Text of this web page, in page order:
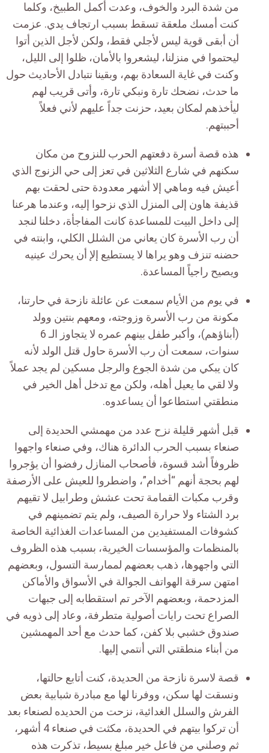
من شدة البرد والخوف، وعدت أكمل الطبيخ، وكلما
كنت أمسك ملعقة تسقط بسبب ارتجاف يدي. عزمت
أن أبقى قوية ليس لأجلي فقط، ولكن لأجل الذين أتوا
ليحتموا في منزلنا، ليشعروا بالأمان، ظلوا إلى الليل،
وكنت في غاية السعادة بهم، وبقينا نتبادل الأحاديث حول
ما حدث، نضحك تارة ونبكي تارة، وأتى قريب لهم
ليأخذهم لمكان بعيد، حزنت جداً عليهم لأني فعلاً
أحببتهم.
هذه قصة أسرة دفعتهم الحرب للنزوح من مكان
سكنهم في شارع الثلاثين في تعز إلى حي الزنوج الذي
أعيش فيه وماهي إلا أشهر معدودة حتى لحقت بهم
قذيفة هاون إلى المنزل الذي نزحوا إليه، وعندما هرعنا
إلى داخل البيت للمساعدة كانت المفاجأة، دخلنا لنجد
أن رب الأسرة كان يعاني من الشلل الكلي، وابنته في
حضنه تنزف وهو يراها لا يستطيع إلإ أن يحرك عينيه
ويصيح راجياً المساعدة.
في يوم من الأيام سمعت عن عائلة نازحة في حارتنا،
مكونة من رب الأسرة وزوجته، ومعهم بنتين وولد
(أبناؤهم)، وأكبر طفل بينهم عمره لا يتجاوز الـ 6
سنوات، سمعت أن رب الأسرة حاول قتل الولد لأنه
كان يبكي من شدة الجوع والرجل مسكين لم يجد عملاً
ولا لقي ما يعيل أهله، ولكن مع تدخل أهل الخير في
منطقتي استطاعوا أن يساعدوه.
قبل أشهر قليلة نزح عدد من مهمشي الحديدة إلى
صنعاء بسبب الحرب الدائرة هناك، وفي صنعاء واجهوا
ظروفاً أشد قسوة، فأصحاب المنازل رفضوا أن يؤجروا
لهم بحجة أنهم “أخدام”، واضطروا للعيش على الأرصفة
وقرب مكبات القمامة تحت عشش وطرابيل لا تقيهم
برد الشتاء ولا حرارة الصيف، ولم يتم تضمينهم في
كشوفات المستفيدين من المساعدات الغذائية الخاصة
بالمنظمات والمؤسسات الخيرية، بسبب هذه الظروف
التي واجهوها، ذهب بعضهم لممارسة التسول، وبعضهم
امتهن سرقة الهواتف الجوالة في الأسواق والأماكن
المزدحمة، وبعضهم الآخر تم استقطابه إلى جبهات
الصراع تحت رايات أصولية متطرفة، وعاد إلى ذويه في
صندوق خشبي بلا كفن، كما حدث مع أحد المهمشين
من أبناء منطقتي التي أنتمي إليها.
قصة لاسرة نازحة من الحديدة، كنت أتابع حالتها،
ونسقت لها سكن، ووفرنا لها مع مبادرة شبابية بعض
الفرش والسلل الغدائية، نزحت من الحديده لصنعاء بعد
أن تركوا بيتهم في الحديدة، مكثت في صنعاء 4 أشهر،
ثم وصلني من فاعل خير مبلغ بسيط، تذكرت هذه